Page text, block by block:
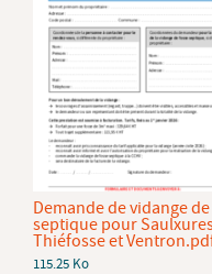
Demande de vidange
septique pour
Thiéfosse et
115.25 Ko